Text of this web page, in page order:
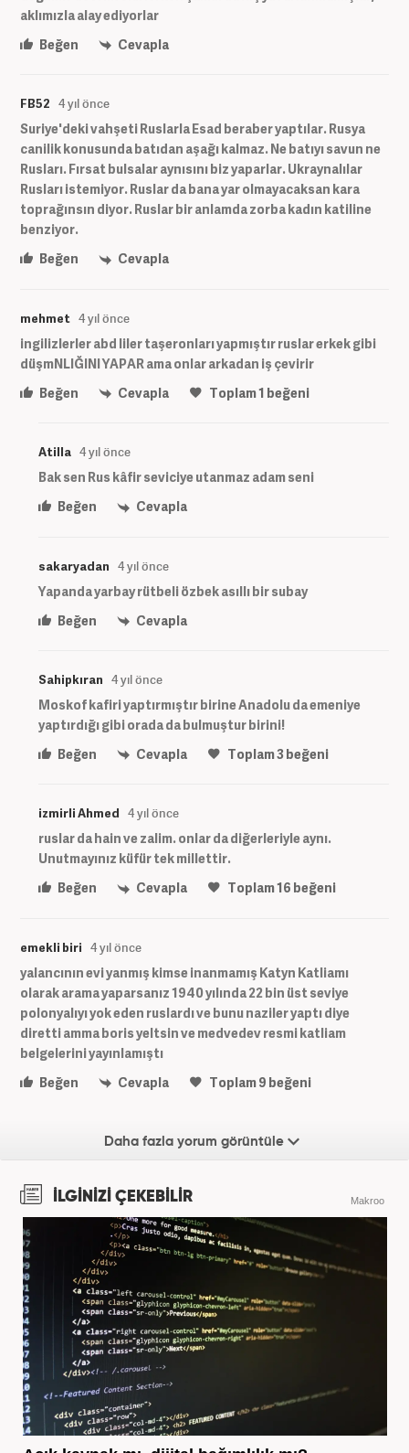
aklımızla alay ediyorlar
Beğen
Cevapla
FB52 4 yıl önce
Suriye'deki vahşeti Ruslarla Esad beraber yaptılar. Rusya
canilik konusunda batıdan aşağı kalmaz. Ne batıyı savun ne
Rusları. Fırsat bulsalar aynısını biz yaparlar. Ukraynalılar
Rusları istemiyor. Ruslar da bana yar olmayacaksan kara
toprağınsın diyor. Ruslar bir anlamda zorba kadın katiline
benziyor.
Beğen
Cevapla
mehmet 4 yıl önce
ingilizlerler abd liler taşeronları yapmıştır ruslar erkek gibi
düşmNLIĞINI YAPAR ama onlar arkadan iş çevirir
Beğen
Cevapla Toplam1 beğeni
Atilla 4 yıl önce
Bak sen Rus kâfir seviciye utanmaz adam seni
Beğen
Cevapla
sakaryadan 4 yıl önce
Yapanda yarbay rütbeli özbek asıllı bir subay
Beğen
Cevapla
Sahipkıran 4 yıl önce
Moskof kafiri yaptırmıştır birine Anadolu da emeniye
yaptırdığı gibi orada da bulmuştur birini!
Beğen
Cevapla Toplam3beğeni
izmirli Ahmed 4 yıl önce
ruslar da hain ve zalim. onlar da diğerleriyle aynı.
Unutmayınız küfür tek millettir.
Beğen
Cevapla Toplam16 beğeni
emekli biri 4 yıl önce
yalancının evi yanmış kimse inanmamış Katyn Katliamı
olarak arama yaparsanız 1940 yılında 22 bin üst seviye
polonyalıyı yok eden ruslardı ve bunu naziler yaptı diye
diretti amma boris yeltsin ve medvedev resmi katliam
belgelerini yayınlamıştı
Beğen
Cevapla Toplam9 beğeni
Daha fazla yorum görüntüle
İLGİNİZİ ÇEKEBİLİR Makroo